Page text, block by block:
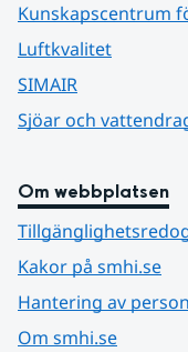
Kunskapscentrum
Luftkvalitet
SIMAIR
Sjöar och
Om webbplatsen
Kakor på smhi.se
Hantering av
Om smhi.se